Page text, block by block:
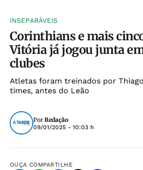
INSEPARÁVEIS
Corinthians e mais
Vitória já jogou junta
clubes
Atletas foram treinados por
times, antes do Leão
Por Redação
09/01/2025 - 10:03 h
OUÇA COMPARTILHE